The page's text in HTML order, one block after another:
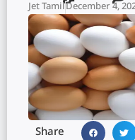
Jet TamilDecember 4,
Share